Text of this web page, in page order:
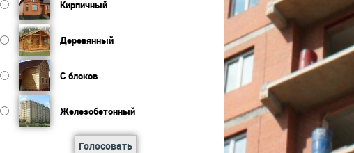
Кирпичный
Деревянный
С блоков
Железобетонный
Голосовать